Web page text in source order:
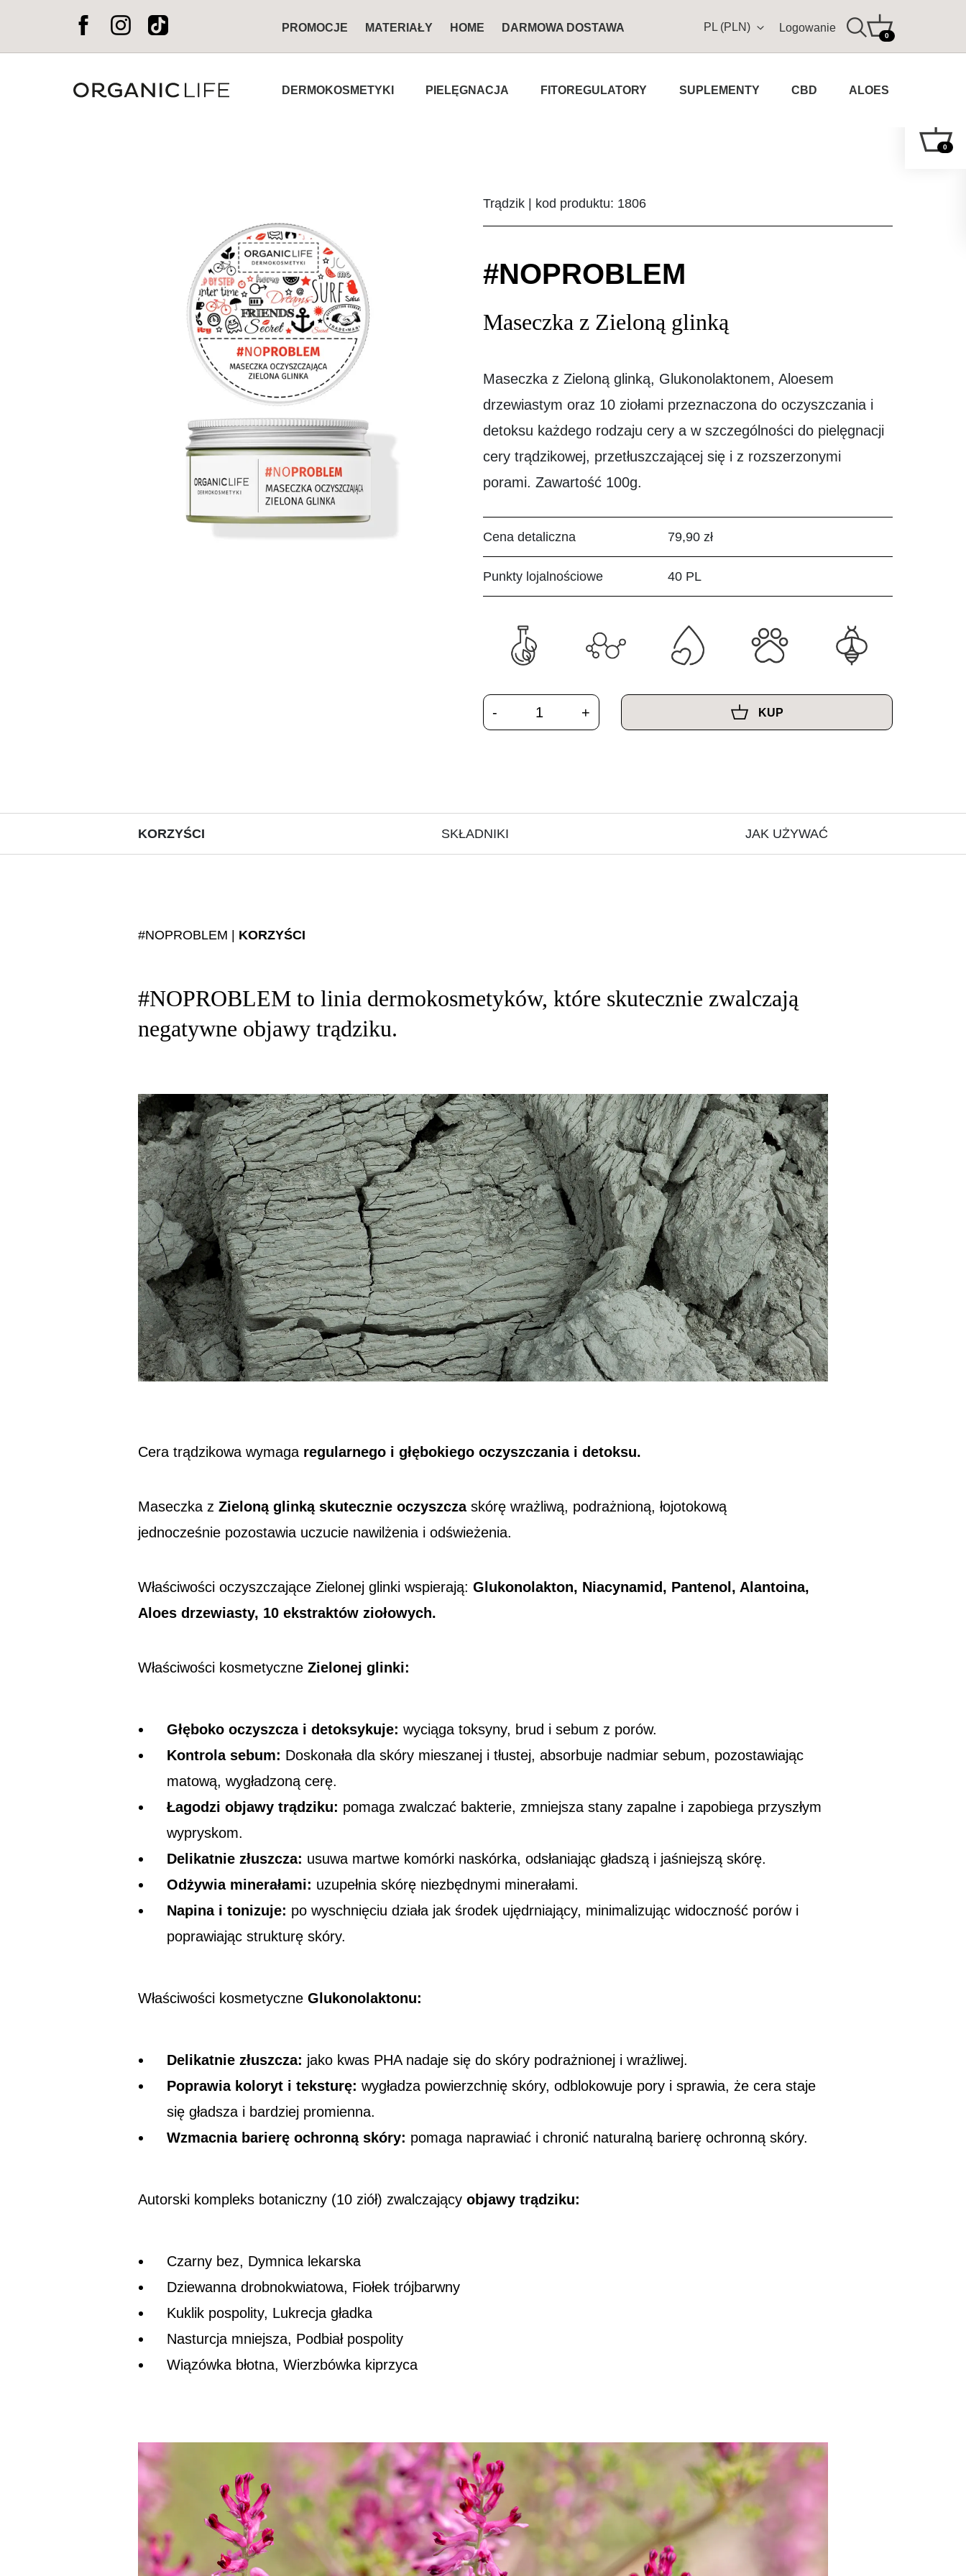
PROMOCJE MATERIAŁY HOME DARMOWA DOSTAWA PL (PLN) Logowanie
0
DERMOKOSMETYKI PIELĘGNACJA FITOREGULATORY SUPLEMENTY CBD ALOES
0
Trądzik | kod produktu: 1806
#NOPROBLEM
Maseczka z Zieloną glinką
Maseczka z Zieloną glinką, Glukonolaktonem, Aloesem
drzewiastym oraz 10 ziołami przeznaczona do oczyszczania i
detoksu każdego rodzaju cery a w szczególności do pielęgnacji
cery trądzikowej, przetłuszczającej się i z rozszerzonymi
porami. Zawartość 100g.
Cena detaliczna 79,90 zł
Punkty lojalnościowe 40 PL
KUP
KORZYŚCI SKŁADNIKI JAK UŻYWAĆ
#NOPROBLEM | KORZYŚCI
#NOPROBLEM to linia dermokosmetyków, które skutecznie zwalczają
negatywne objawy trądziku.
Cera trądzikowa wymaga regularnego i głębokiego oczyszczania i detoksu.
Maseczka z Zieloną glinką skutecznie oczyszczaskórę wrażliwą, podrażnioną, łojotokową
jednocześnie pozostawia uczucie nawilżenia i odświeżenia.
Właściwości oczyszczające Zielonej glinki wspierają: Glukonolakton, Niacynamid, Pantenol, Alantoina,
Aloes drzewiasty, 10 ekstraktów ziołowych.
Właściwości kosmetyczne Zielonej glinki:
Głęboko oczyszcza i detoksykuje: wyciąga toksyny, brud i sebum z porów.
Kontrola sebum: Doskonała dla skóry mieszanej i tłustej, absorbuje nadmiar sebum, pozostawiając
matową, wygładzoną cerę.
Łagodzi objawy trądziku: pomaga zwalczać bakterie, zmniejsza stany zapalne i zapobiega przyszłym
wypryskom.
Delikatnie złuszcza: usuwa martwe komórki naskórka, odsłaniając gładszą i jaśniejszą skórę.
Odżywia minerałami: uzupełnia skórę niezbędnymi minerałami.
Napina i tonizuje: po wyschnięciu działa jak środek ujędrniający, minimalizując widoczność porów i
poprawiając strukturę skóry.
Właściwości kosmetyczne Glukonolaktonu:
Delikatnie złuszcza: jako kwas PHA nadaje się do skóry podrażnionej i wrażliwej.
Poprawia koloryt i teksturę: wygładza powierzchnię skóry, odblokowuje pory i sprawia, że cera staje
się gładsza i bardziej promienna.
Wzmacnia barierę ochronną skóry: pomaga naprawiać i chronić naturalną barierę ochronną skóry.
Autorski kompleks botaniczny (10 ziół) zwalczający objawy trądziku:
Czarny bez, Dymnica lekarska
Dziewanna drobnokwiatowa, Fiołek trójbarwny
Kuklik pospolity, Lukrecja gładka
Nasturcja mniejsza, Podbiał pospolity
Wiązówka błotna, Wierzbówka kiprzyca